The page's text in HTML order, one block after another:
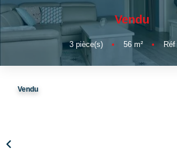
BIENS VENDUS
NOS AGENCES
Vendu
3pièce(s) • 56m² •
Vendu